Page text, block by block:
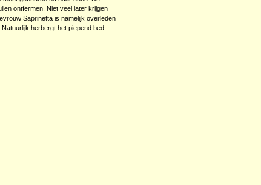
ontfermen. Niet veel later krijgen
Saprinetta is namelijk overleden
herbergt het piepend bed